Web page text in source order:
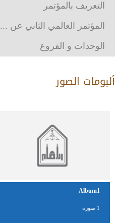
الوحدات و الفروع
المؤتمر العالمي الثاني عن ...
التعريف بالمؤتمر
ألبومات الصور
Album1
1 صورة